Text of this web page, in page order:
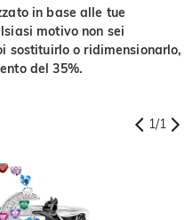
in base alle tue
motivo non sei
sostituirlo o ridimensionarlo,
del 35%.
1/1